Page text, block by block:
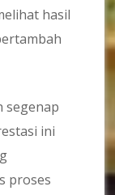
hasil
segenap
ini
proses